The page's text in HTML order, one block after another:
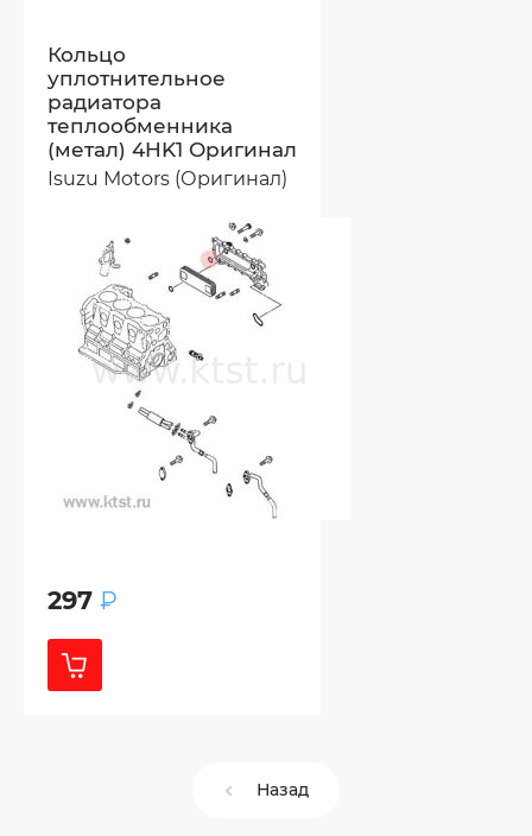
Кольцо
уплотнительное
радиатора
теплообменника
(метал) 4HK1 Оригинал
Isuzu Motors (Оригинал)
297 ₽
Назад